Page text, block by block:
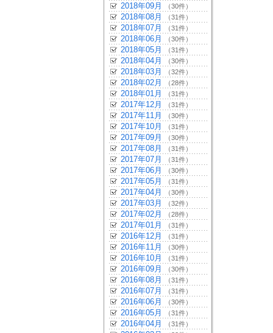
2018年09月 （30件）
2018年08月 （31件）
2018年07月 （31件）
2018年06月 （30件）
2018年05月 （31件）
2018年04月 （30件）
2018年03月 （32件）
2018年02月 （28件）
2018年01月 （31件）
2017年12月 （31件）
2017年11月 （30件）
2017年10月 （31件）
2017年09月 （30件）
2017年08月 （31件）
2017年07月 （31件）
2017年06月 （30件）
2017年05月 （31件）
2017年04月 （30件）
2017年03月 （32件）
2017年02月 （28件）
2017年01月 （31件）
2016年12月 （31件）
2016年11月 （30件）
2016年10月 （31件）
2016年09月 （30件）
2016年08月 （31件）
2016年07月 （31件）
2016年06月 （30件）
2016年05月 （31件）
2016年04月 （31件）